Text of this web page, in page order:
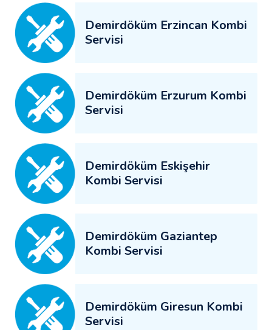
Demirdöküm Erzincan Kombi
Servisi
Demirdöküm Erzurum Kombi
Servisi
Demirdöküm Eskişehir
Kombi Servisi
Demirdöküm Gaziantep
Kombi Servisi
Demirdöküm Giresun Kombi
Servisi